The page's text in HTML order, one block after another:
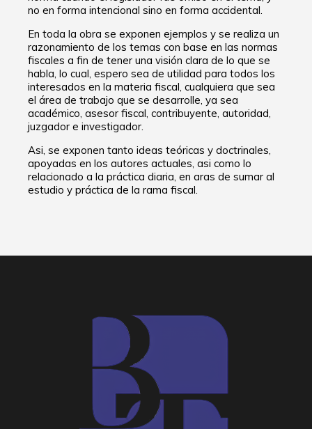
no en forma intencional sino en forma accidental.
En toda la obra se exponen ejemplos y se realiza un
razonamiento de los temas con base en las normas
fiscales a fin de tener una visión clara de lo que se
habla, lo cual, espero sea de utilidad para todos los
interesados en la materia fiscal, cualquiera que sea
el área de trabajo que se desarrolle, ya sea
académico, asesor fiscal, contribuyente, autoridad,
juzgador e investigador.
Asi, se exponen tanto ideas teóricas y doctrinales,
apoyadas en los autores actuales, asi como lo
relacionado a la práctica diaria, en aras de sumar al
estudio y práctica de la rama fiscal.